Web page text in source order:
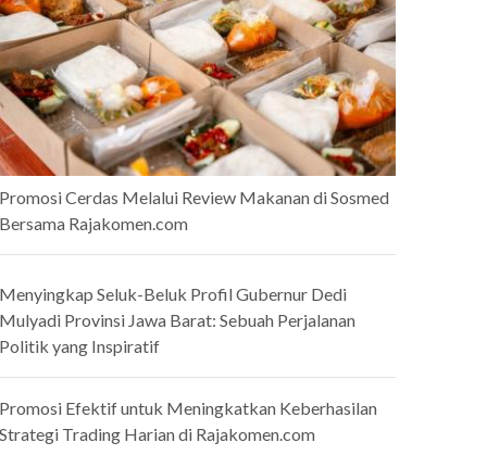
Cerdas Melalui Review Makanan di Sosmed
Rajakomen.com
Seluk-Beluk Profil Gubernur Dedi
Provinsi Jawa Barat: Sebuah Perjalanan
yang Inspiratif
Efektif untuk Meningkatkan Keberhasilan
Trading Harian di Rajakomen.com